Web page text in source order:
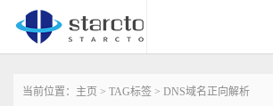
当前位置： 主页 > TAG标签 > DNS域名正向解析